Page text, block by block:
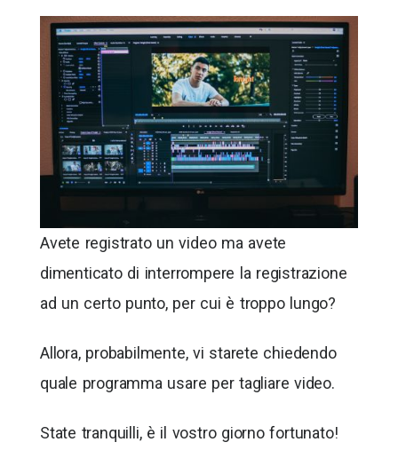
Avete registrato un video ma avete
dimenticato di interrompere la registrazione
ad un certo punto, per cui è troppo lungo?
Allora, probabilmente, vi starete chiedendo
quale programma usare per tagliare video.
State tranquilli, è il vostro giorno fortunato!